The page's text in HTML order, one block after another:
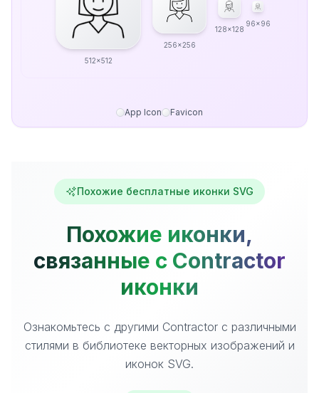
512x512
256x256
128x128
96x96
App Icon Favicon
Похожие бесплатные иконки SVG
Похожие иконки,
связанные с Contractor
иконки
Ознакомьтесь с другими Contractor с различными
стилями в библиотеке векторных изображений и
иконок SVG.